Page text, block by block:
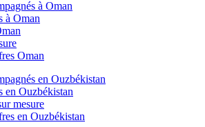
à Oman
à Oman
Oman
en Ouzbékistan
en Ouzbékistan
mesure
en Ouzbékistan